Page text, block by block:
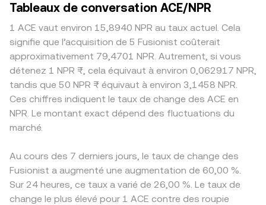
Tableaux de conversation ACE/NPR
1 ACE vaut environ 15,8940 NPR au taux actuel. Cela
signifie que l’acquisition de 5 Fusionist coûterait
approximativement 79,4701 NPR. Autrement, si vous
détenez 1 NPR ₨, cela équivaut à environ 0,062917 NPR,
tandis que 50 NPR ₨ équivaut à environ 3,1458 NPR.
Ces chiffres indiquent le taux de change des ACE en
NPR. Le montant exact dépend des fluctuations du
marché.
Au cours des 7 derniers jours, le taux de change des
Fusionist a augmenté une augmentation de 60,00 %.
Sur 24 heures, ce taux a varié de 26,00 %. Le taux de
change le plus élevé pour 1 ACE contre des roupie